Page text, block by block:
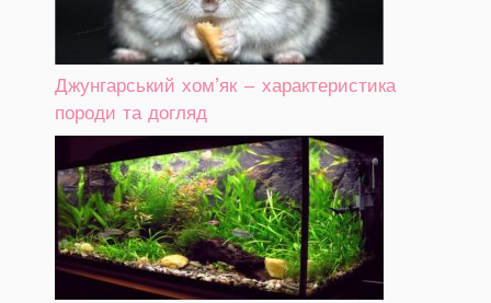
Джунгарський хом’як – характеристика
породи та догляд